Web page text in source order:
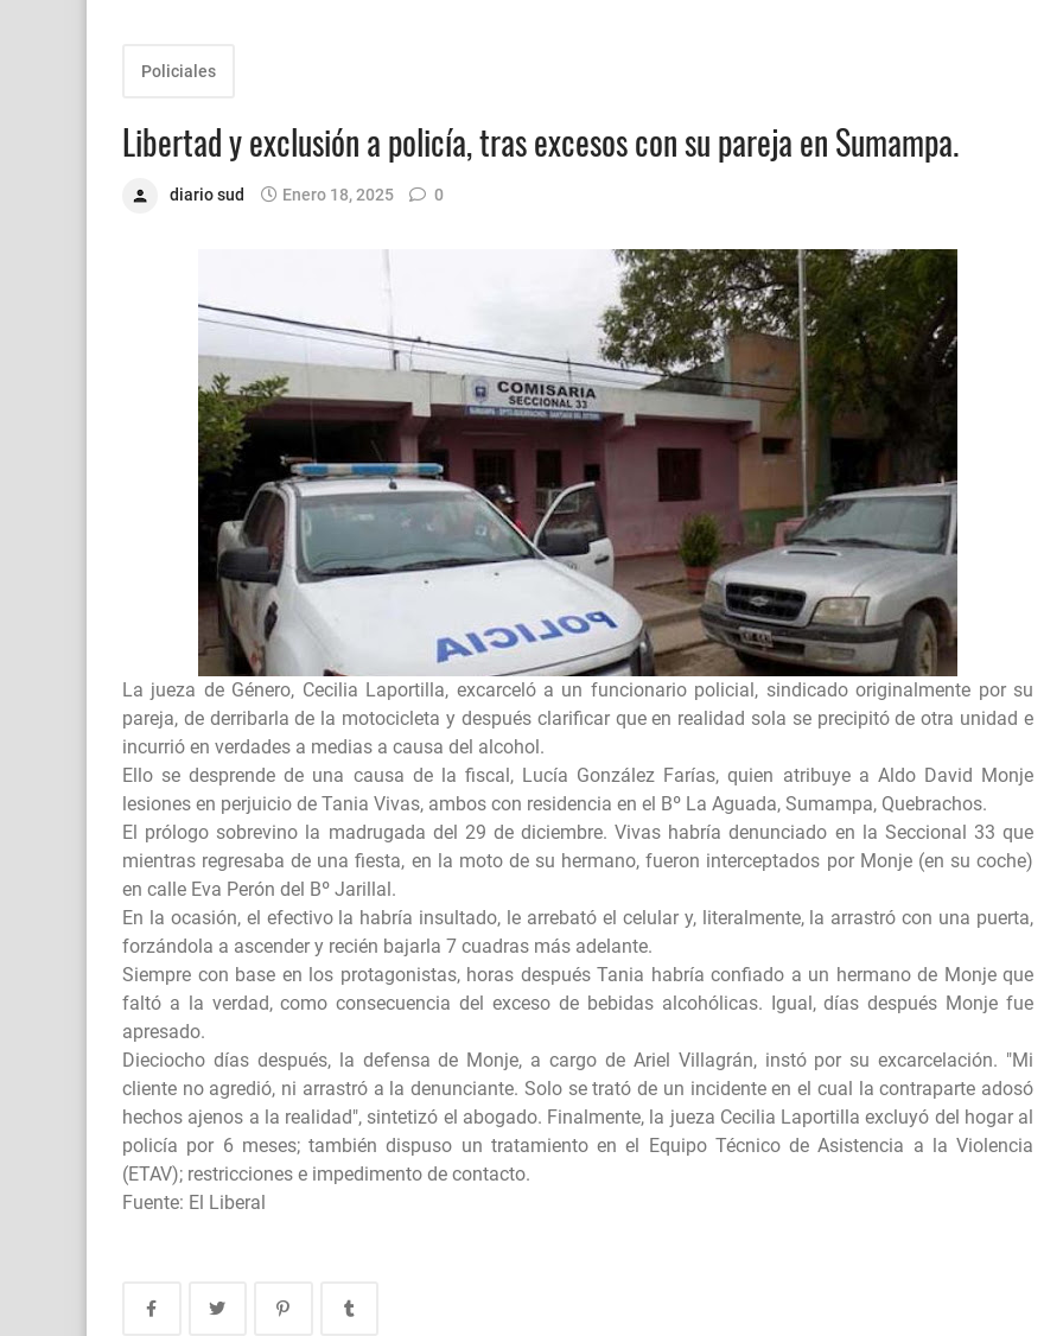
Policiales
Libertad y exclusión a policía, tras excesos con su pareja en Sumampa.
diario sud Enero 18, 2025 0
La jueza de Género, Cecilia Laportilla, excarceló a un funcionario policial, sindicado originalmente por su
pareja, de derribarla de la motocicleta y después clarificar que en realidad sola se precipitó de otra unidad e
incurrió en verdades a medias a causa del alcohol.
Ello se desprende de una causa de la fiscal, Lucía González Farías, quien atribuye a Aldo David Monje
lesiones en perjuicio de Tania Vivas, ambos con residencia en el Bº La Aguada, Sumampa, Quebrachos.
El prólogo sobrevino la madrugada del 29 de diciembre. Vivas habría denunciado en la Seccional 33 que
mientras regresaba de una fiesta, en la moto de su hermano, fueron interceptados por Monje (en su coche)
en calle Eva Perón del Bº Jarillal.
En la ocasión, el efectivo la habría insultado, le arrebató el celular y, literalmente, la arrastró con una puerta,
forzándola a ascender y recién bajarla 7 cuadras más adelante.
Siempre con base en los protagonistas, horas después Tania habría confiado a un hermano de Monje que
faltó a la verdad, como consecuencia del exceso de bebidas alcohólicas. Igual, días después Monje fue
apresado.
Dieciocho días después, la defensa de Monje, a cargo de Ariel Villagrán, instó por su excarcelación. "Mi
cliente no agredió, ni arrastró a la denunciante. Solo se trató de un incidente en el cual la contraparte adosó
hechos ajenos a la realidad", sintetizó el abogado. Finalmente, la jueza Cecilia Laportilla excluyó del hogar al
policía por 6 meses; también dispuso un tratamiento en el Equipo Técnico de Asistencia a la Violencia
(ETAV); restricciones e impedimento de contacto.
Fuente: El Liberal